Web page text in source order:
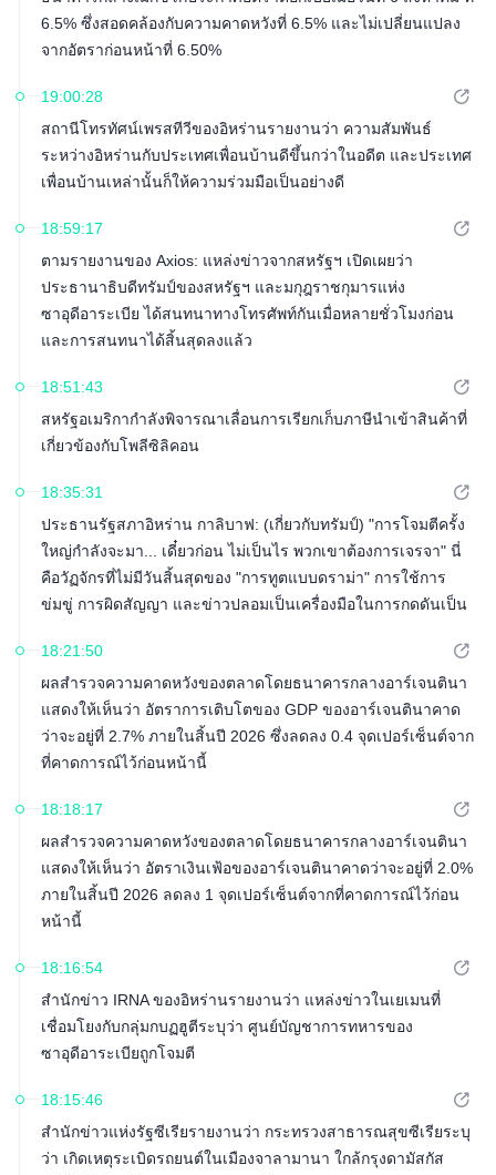
6.5% ซึ่งสอดคล้องกับความคาดหวังที่ 6.5% และไม่เปลี่ยนแปลง
จากอัตราก่อนหน้าที่ 6.50%
19:00:28
สถานีโทรทัศน์เพรสทีวีของอิหร่านรายงานว่า ความสัมพันธ์
ระหว่างอิหร่านกับประเทศเพื่อนบ้านดีขึ้นกว่าในอดีต และประเทศ
เพื่อนบ้านเหล่านั้นก็ให้ความร่วมมือเป็นอย่างดี
18:59:17
ตามรายงานของ Axios: แหล่งข่าวจากสหรัฐฯ เปิดเผยว่า
ประธานาธิบดีทรัมป์ของสหรัฐฯ และมกุฎราชกุมารแห่ง
ซาอุดีอาระเบีย ได้สนทนาทางโทรศัพท์กันเมื่อหลายชั่วโมงก่อน
และการสนทนาได้สิ้นสุดลงแล้ว
18:51:43
สหรัฐอเมริกากำลังพิจารณาเลื่อนการเรียกเก็บภาษีนำเข้าสินค้าที่
เกี่ยวข้องกับโพลีซิลิคอน
18:35:31
ประธานรัฐสภาอิหร่าน กาลิบาฟ: (เกี่ยวกับทรัมป์) "การโจมตีครั้ง
ใหญ่กำลังจะมา... เดี๋ยวก่อน ไม่เป็นไร พวกเขาต้องการเจรจา" นี่
คือวัฏจักรที่ไม่มีวันสิ้นสุดของ "การทูตแบบดราม่า" การใช้การ
ข่มขู่ การผิดสัญญา และข่าวปลอมเป็นเครื่องมือในการกดดันเป็น
คุณ เราไม่ต้องการการแสดงละครอีกต่อไป
18:21:50
ผลสำรวจความคาดหวังของตลาดโดยธนาคารกลางอาร์เจนตินา
แสดงให้เห็นว่า อัตราการเติบโตของ GDP ของอาร์เจนตินาคาด
ว่าจะอยู่ที่ 2.7% ภายในสิ้นปี 2026 ซึ่งลดลง 0.4 จุดเปอร์เซ็นต์จาก
ที่คาดการณ์ไว้ก่อนหน้านี้
18:18:17
ผลสำรวจความคาดหวังของตลาดโดยธนาคารกลางอาร์เจนตินา
แสดงให้เห็นว่า อัตราเงินเฟ้อของอาร์เจนตินาคาดว่าจะอยู่ที่ 2.0%
ภายในสิ้นปี 2026 ลดลง 1 จุดเปอร์เซ็นต์จากที่คาดการณ์ไว้ก่อน
หน้านี้
18:16:54
สำนักข่าว IRNA ของอิหร่านรายงานว่า แหล่งข่าวในเยเมนที่
เชื่อมโยงกับกลุ่มกบฏฮูตีระบุว่า ศูนย์บัญชาการทหารของ
ซาอุดีอาระเบียถูกโจมตี
18:15:46
สำนักข่าวแห่งรัฐซีเรียรายงานว่า กระทรวงสาธารณสุขซีเรียระบุ
ว่า เกิดเหตุระเบิดรถยนต์ในเมืองจาลามานา ใกล้กรุงดามัสกัส